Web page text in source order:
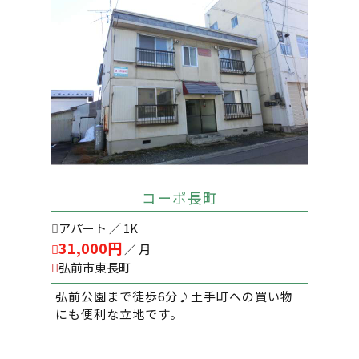
コーポ長町
アパート ／ 1K
31,000円 ／ 月
弘前市東長町
弘前公園まで徒歩6分♪土手町への買い物
にも便利な立地です。